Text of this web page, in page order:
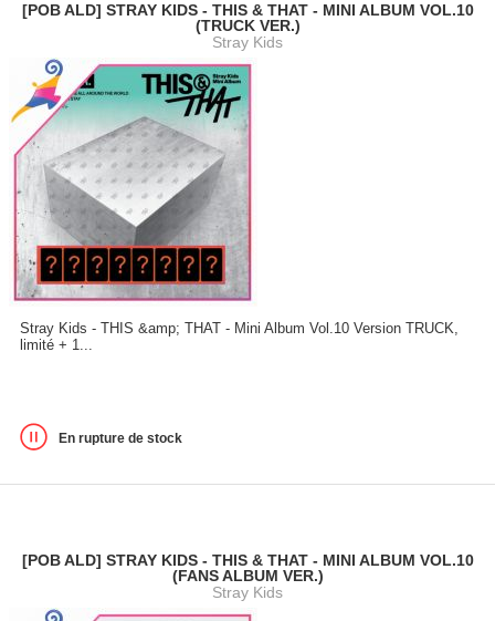
[POB ALD] STRAY KIDS - THIS & THAT - MINI ALBUM VOL.10
(TRUCK VER.)
Stray Kids
Stray Kids - THIS &amp; THAT - Mini Album Vol.10 Version TRUCK,
limité + 1...
En rupture de stock
[POB ALD] STRAY KIDS - THIS & THAT - MINI ALBUM VOL.10
(FANS ALBUM VER.)
Stray Kids